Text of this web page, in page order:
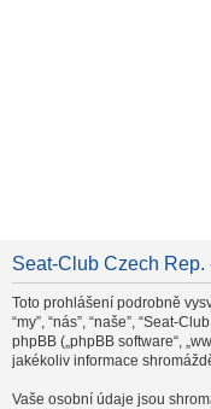
Seat-Club Czech
Toto prohlášení podrobně
“my”, “nás”, “naše”, “Seat-
phpBB („phpBB software“,
jakékoliv informace
Vaše osobní údaje jsou